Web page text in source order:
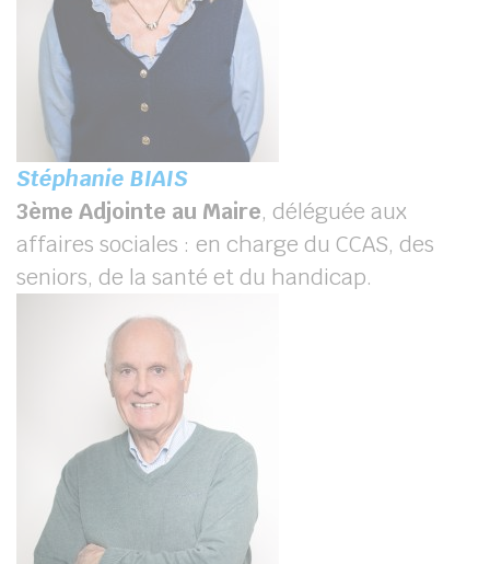
Stéphanie BIAIS
3ème Adjointe au Maire, déléguée aux
affaires sociales : en charge du CCAS, des
seniors, de la santé et du handicap.